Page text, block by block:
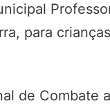
para
de Combate